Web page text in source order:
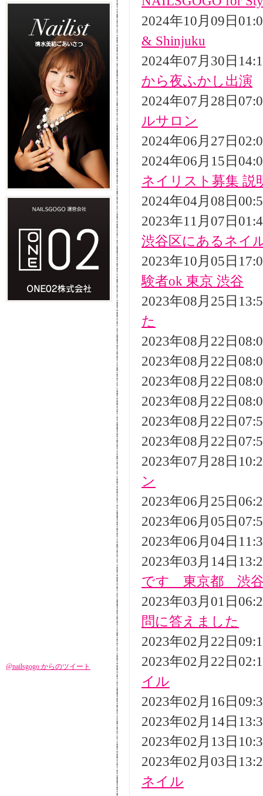
2024年10月09日
& Shinjuku
2024年07月30日
から夜ふかし出演
2024年07月28日
ルサロン
2024年06月27日
2024年06月15日
ネイリスト募集 説
2024年04月08日
2023年11月07日
渋谷区にあるネイ
2023年10月05日
験者ok 東京 渋谷
2023年08月25日
た
2023年08月22日
2023年08月22日
2023年08月22日
2023年08月22日
2023年08月22日
2023年08月22日
2023年07月28日
ン
2023年06月25日
2023年06月05日
2023年06月04日
2023年03月14日
です 東京都 渋
2023年03月01日
問に答えました
2023年02月22日
2023年02月22日
イル
2023年02月16日
2023年02月14日
2023年02月13日
2023年02月03日
ネイル
@nailsgogo からのツイート